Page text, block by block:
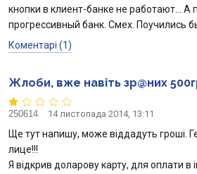
кнопки в клиент-банке не работают… А
прогрессивный банк. Смех. Поучились
Коментарі (1)
Жлоби, вже навіть зр@них
250614 14 листопада 2014, 13:11
Ще тут напишу, може віддадуть гроші.
лице!!!
Я відкрив доларову карту, для оплати в